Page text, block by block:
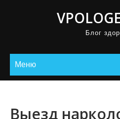
Блог
Меню
Выезд